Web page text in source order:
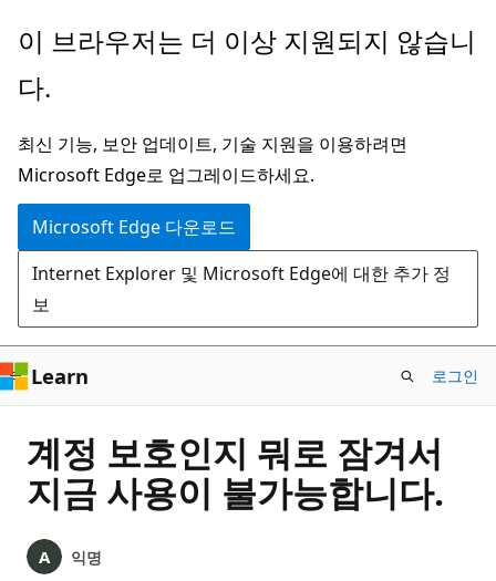
주
콘
츠
로
건
너
뛰
기
이 브라우저는 더 이상 지원되지 않습니
다.
최신 기능, 보안 업데이트, 기술 지원을 이용하려면
Microsoft Edge로 업그레이드하세요.
Microsoft Edge 다운로드
Internet Explorer 및 Microsoft Edge에 대한 추가 정
보
Learn 로그인
계정 보호인지 뭐로 잠겨서
지금 사용이 불가능합니다.
익명